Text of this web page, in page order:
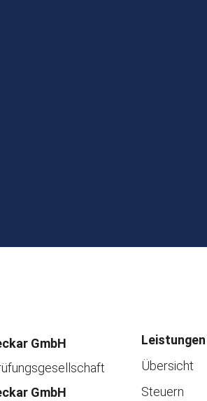
GmbH
GmbH
Leistungen
Übersicht
Steuern